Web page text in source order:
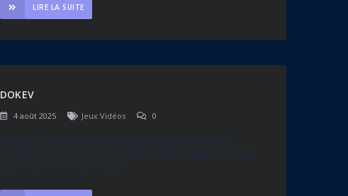
LIRE LA SUITE
DOKEV
4 août 2025 Jeux Vidéos 0
Désolé, vous n’avez pas l’autorisation de lire ce
contenu. Contactez un administrateur pour mettre à
jour votre rôle sur le site.